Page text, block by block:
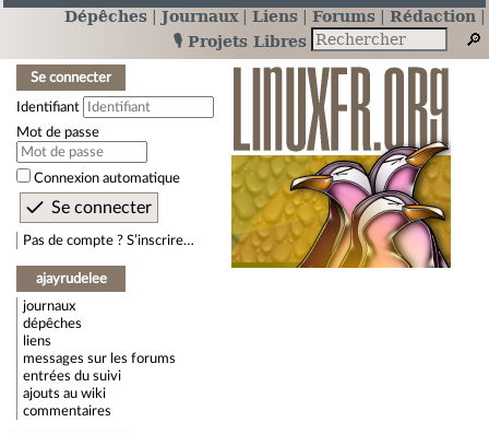
Dépêches Journaux Liens Forums
Rédaction
🎙️ Projets Libres
Se connecter
Identifiant
Mot de passe
Connexion automatique
Pas de compte ? S’inscrire…
ajayrudelee
journaux
dépêches
liens
messages sur les forums
entrées du suivi
ajouts au wiki
commentaires